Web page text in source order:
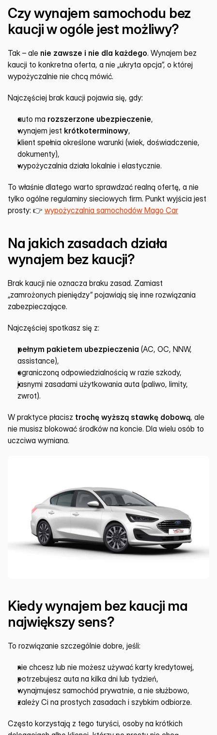
Czy wynajem samochodu bez
kaucji w ogóle jest możliwy?
Tak – ale nie zawsze i nie dla każdego. Wynajem bez
kaucji to konkretna oferta, a nie „ukryta opcja”, o której
wypożyczalnie nie chcą mówić.
Najczęściej brak kaucji pojawia się, gdy:
auto ma rozszerzone ubezpieczenie,
wynajem jest krótkoterminowy,
klient spełnia określone warunki (wiek, doświadczenie,
dokumenty),
wypożyczalnia działa lokalnie i elastycznie.
To właśnie dlatego warto sprawdzać realną ofertę, a nie
tylko ogólne regulaminy sieciowych firm. Punkt wyjścia jest
prosty: 👉 wypożyczalnia samochodów Mago Car
Na jakich zasadach działa
wynajem bez kaucji?
Brak kaucji nie oznacza braku zasad. Zamiast
„zamrożonych pieniędzy” pojawiają się inne rozwiązania
zabezpieczające.
Najczęściej spotkasz się z:
pełnym pakietem ubezpieczenia (AC, OC, NNW,
assistance),
ograniczoną odpowiedzialnością w razie szkody,
jasnymi zasadami użytkowania auta (paliwo, limity,
zwrot).
W praktyce płacisz trochę wyższą stawkę dobową, ale
nie musisz blokować środków na koncie. Dla wielu osób to
uczciwa wymiana.
Kiedy wynajem bez kaucji ma
największy sens?
To rozwiązanie szczególnie dobre, jeśli:
nie chcesz lub nie możesz używać karty kredytowej,
potrzebujesz auta na kilka dni lub tydzień,
wynajmujesz samochód prywatnie, a nie służbowo,
zależy Ci na prostych zasadach i szybkim odbiorze.
Często korzystają z tego turyści, osoby na krótkich